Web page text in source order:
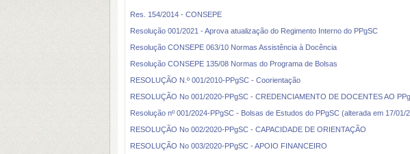
Res. 154/2014 - CONSEPE
Resolução 001/2021 - Aprova atualização do Regimento Interno do PPgSC
Resolução CONSEPE 063/10 Normas Assistência à Docência
Resolução CONSEPE 135/08 Normas do Programa de Bolsas
RESOLUÇÃO N.º 001/2010-PPgSC - Coorientação
RESOLUÇÃO No 001/2020-PPgSC - CREDENCIAMENTO DE DOCENTES AO
Resolução nº 001/2024-PPgSC - Bolsas de Estudos do PPgSC (alterada em 17/01/
RESOLUÇÃO No 002/2020-PPgSC - CAPACIDADE DE ORIENTAÇÃO
RESOLUÇÃO No 003/2020-PPgSC - APOIO FINANCEIRO